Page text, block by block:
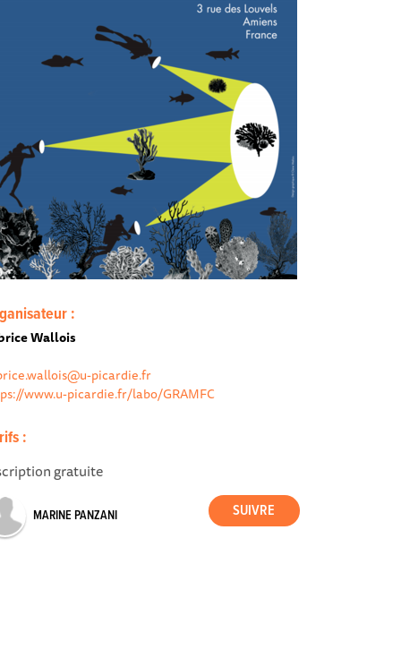
:
Wallois
picardie.fr
www.u-picardie.fr/labo/GRAMFC
:
gratuite
MARINE PANZANI